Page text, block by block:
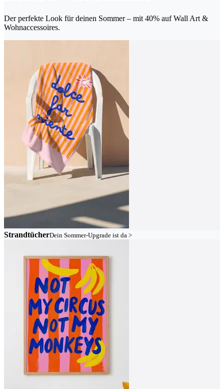
Der perfekte Look für deinen Sommer – mit 40% auf Wall Art &
Wohnaccessoires.
StrandtücherDein Sommer-Upgrade ist da >